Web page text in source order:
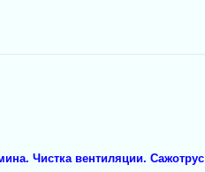
Чистка вентиляции. Сажотрус